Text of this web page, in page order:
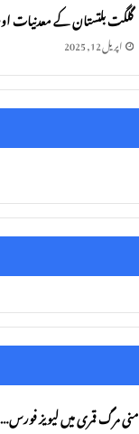
گلگت بلتستان کے معدنیات
اپریل 12, 2025
منی مرگ قمری میں لیویز فورس…